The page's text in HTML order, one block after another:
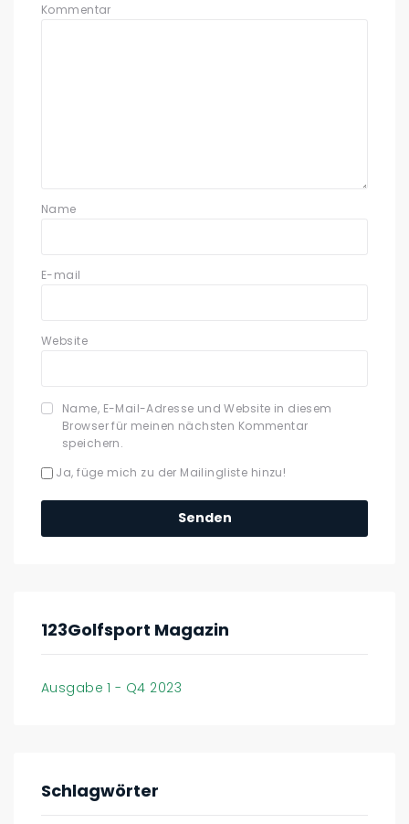
Kommentar
Name
E-mail
Website
Name, E-Mail-Adresse und Website in diesem
Browser für meinen nächsten Kommentar
speichern.
Ja, füge mich zu der Mailingliste hinzu!
123Golfsport Magazin
Ausgabe 1 - Q4 2023
Schlagwörter